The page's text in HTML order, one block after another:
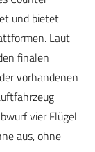
und bietet
Laut
finalen
vorhandenen
vier Flügel
aus, ohne